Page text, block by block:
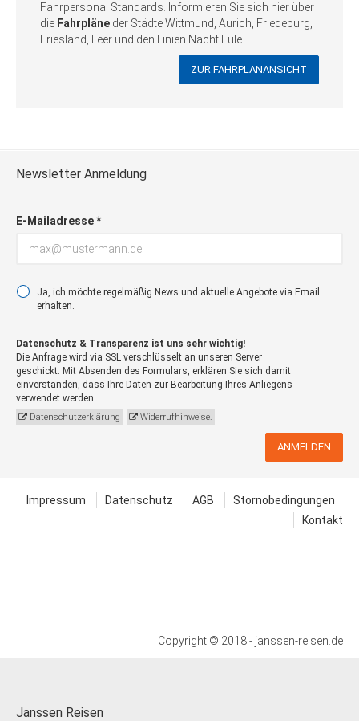
Fahrpersonal Standards. Informieren Sie sich hier über
die Fahrpläne der Städte Wittmund, Aurich, Friedeburg,
Friesland, Leer und den Linien Nacht Eule.
ZUR FAHRPLANANSICHT
Newsletter Anmeldung
E-Mailadresse *
Ja, ich möchte regelmäßig News und aktuelle Angebote via Email
erhalten.
Datenschutz & Transparenz ist uns sehr wichtig!
Die Anfrage wird via SSL verschlüsselt an unseren Server
geschickt. Mit Absenden des Formulars, erklären Sie sich damit
einverstanden, dass Ihre Daten zur Bearbeitung Ihres Anliegens
verwendet werden.
Datenschutzerklärung Widerrufhinweise.
ANMELDEN
Impressum Datenschutz AGB
Stornobedingungen
Kontakt
Copyright © 2018 - janssen-reisen.de
Janssen Reisen